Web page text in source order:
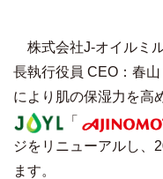
株式会社J-オイルミ
長執行役員 CEO：春
により肌の保湿力を高
「
ジをリニューアルし、
ます。